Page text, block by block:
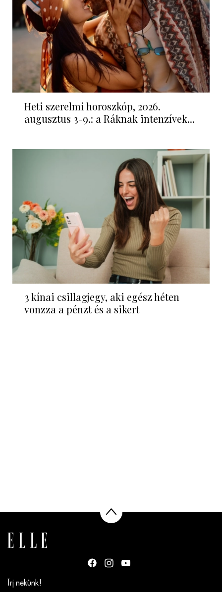
Heti szerelmi horoszkóp, 2026.
augusztus 3-9.: a Ráknak intenzívek...
3 kínai csillagjegy, aki egész héten
vonzza a pénzt és a sikert
Írj nekünk!